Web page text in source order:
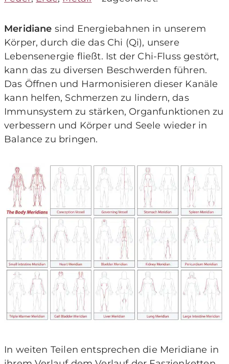
Meridiane sind Energiebahnen in unserem
Körper, durch die das Chi (Qi), unsere
Lebensenergie fließt. Ist der Chi-Fluss gestört,
kann das zu diversen Beschwerden führen.
Das Öffnen und Harmonisieren dieser Kanäle
kann helfen, Schmerzen zu lindern, das
Immunsystem zu stärken, Organfunktionen zu
verbessern und Körper und Seele wieder in
Balance zu bringen.
In weiten Teilen entsprechen die Meridiane in